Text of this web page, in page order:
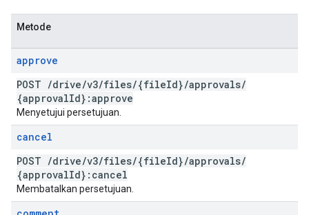
Metode
approve
POST /drive/v3/files/{fileId}/approvals/
{approvalId}:approve
Menyetujui persetujuan.
cancel
POST /drive/v3/files/{fileId}/approvals/
{approvalId}:cancel
Membatalkan persetujuan.